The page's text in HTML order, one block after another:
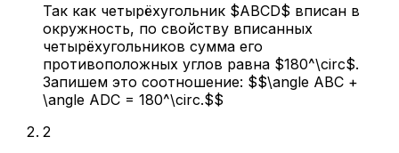
Так как четырёхугольник $ABCD$ вписан в
окружность, по свойству вписанных
четырёхугольников сумма его
противоположных углов равна $180^\circ$.
Запишем это соотношение: $$\angle ABC +
\angle ADC = 180^\circ.$$
2